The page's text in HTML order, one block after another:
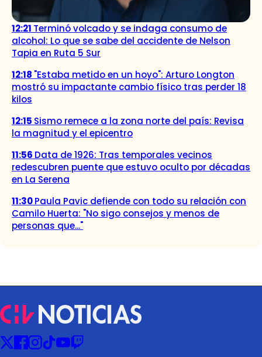
12:21 Terminó volcado y se indaga consumo de
alcohol: Lo que se sabe del accidente de Nelson
Tapia en Ruta 5 Sur
12:18 "Estaba metido en un hoyo": Arturo Longton
mostró su impactante cambio físico tras perder 18
kilos
12:15 Sismo remece a la zona norte del país: Revisa
la magnitud y el epicentro
11:56 Data de 1926: Tras temporales vecinos
redescubren puente que estuvo oculto por décadas
en La Serena
11:30Paula Pavic defiende con todo su relación con
Camilo Huerta: "No sigo consejos y menos de
personas que..."